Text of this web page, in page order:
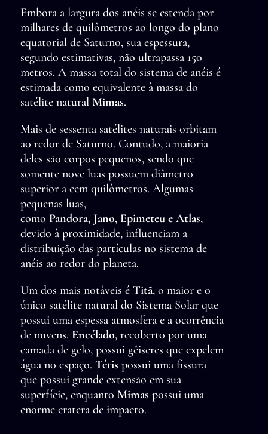
Embora a largura dos anéis se estenda por
milhares de quilômetros ao longo do plano
equatorial de Saturno, sua espessura,
segundo estimativas, não ultrapassa 150
metros. A massa total do sistema de anéis é
estimada como equivalente à massa do
satélite natural Mimas.
Mais de sessenta satélites naturais orbitam
ao redor de Saturno. Contudo, a maioria
deles são corpos pequenos, sendo que
somente nove luas possuem diâmetro
superior a cem quilômetros. Algumas
pequenas luas,
como Pandora, Jano, Epimeteu e Atlas,
devido à proximidade, influenciam a
distribuição das partículas no sistema de
anéis ao redor do planeta.
Um dos mais notáveis é Titã, o maior e o
único satélite natural do Sistema Solar que
possui uma espessa atmosfera e a ocorrência
de nuvens. Encélado, recoberto por uma
camada de gelo, possui gêiseres que expelem
água no espaço. Tétis possui uma fissura
que possui grande extensão em sua
superfície, enquanto Mimas possui uma
enorme cratera de impacto.